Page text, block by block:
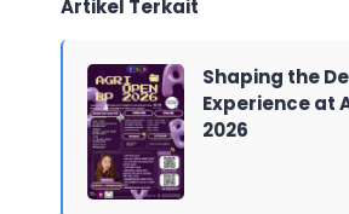
Artikel Terkait
Shaping the
Experience at
2026